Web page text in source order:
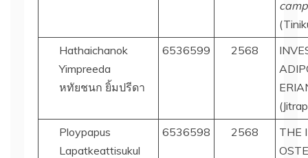
Hathaichanok
Yimpreeda
หทัยชนก ยิ้มปรีดา
6536599 2568
Ploypapus
Lapatkeattisukul
6536598 2568
THE